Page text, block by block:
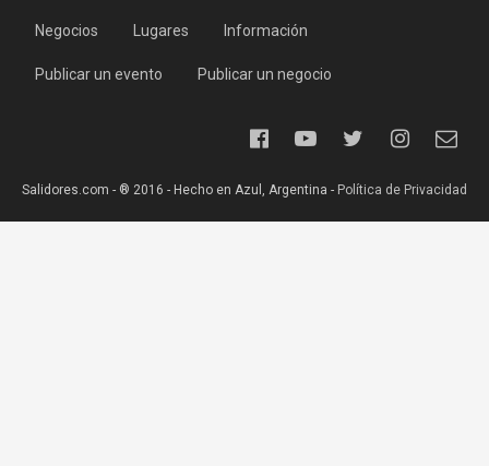
Negocios Lugares Información
Publicar un evento Publicar un negocio
Salidores.com - ® 2016 - Hecho en Azul, Argentina - Política de Privacidad